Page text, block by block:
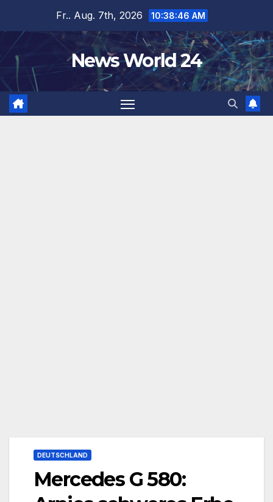
springen
Fr.. Aug. 7th, 2026 10:38:47 AM
News World 24
DEUTSCHLAND
Mercedes G 580: